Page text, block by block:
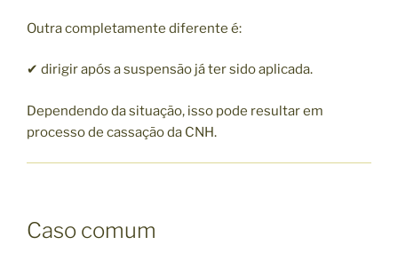
Outra completamente diferente é:
✔ dirigir após a suspensão já ter sido aplicada.
Dependendo da situação, isso pode resultar em
processo de cassação da CNH.
Caso comum